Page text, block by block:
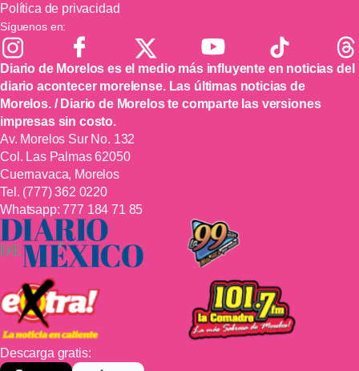
Política de privacidad
Síguenos en:
Diario de Morelos es el medio más influyente en noticias del
diario acontecer morelense. Las últimas noticias de
Morelos. / Diario de Morelos te comparte las versiones
impresas sin costo.
Av. Morelos Sur No. 132
Col. Las Palmas 62050
Cuernavaca, Morelos
Tel. (777) 362 0220
Whatsapp:777 184 71 85
Descarga gratis: